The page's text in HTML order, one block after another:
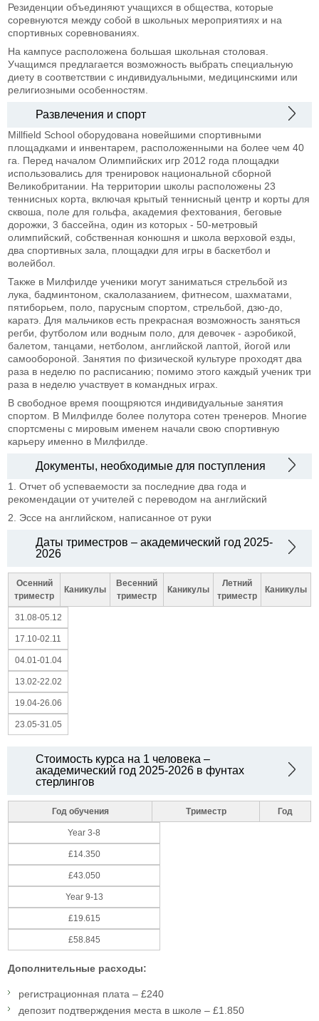
Резиденции объединяют учащихся в общества, которые
соревнуются между собой в школьных мероприятиях и на
спортивных соревнованиях.
На кампусе расположена большая школьная столовая.
Учащимся предлагается возможность выбрать специальную
диету в соответствии с индивидуальными, медицинскими или
религиозными особенностям.
Развлечения и спорт
Millfield School оборудована новейшими спортивными
площадками и инвентарем, расположенными на более чем 40
га. Перед началом Олимпийских игр 2012 года площадки
использовались для тренировок национальной сборной
Великобритании. На территории школы расположены 23
теннисных корта, включая крытый теннисный центр и корты для
сквоша, поле для гольфа, академия фехтования, беговые
дорожки, 3 бассейна, один из которых - 50-метровый
олимпийский, собственная конюшня и школа верховой езды,
два спортивных зала, площадки для игры в баскетбол и
волейбол.
Также в Милфилде ученики могут заниматься стрельбой из
лука, бадминтоном, скалолазанием, фитнесом, шахматами,
пятиборьем, поло, парусным спортом, стрельбой, дзю-до,
каратэ. Для мальчиков есть прекрасная возможность заняться
регби, футболом или водным поло, для девочек - аэробикой,
балетом, танцами, нетболом, английской лаптой, йогой или
самообороной. Занятия по физической культуре проходят два
раза в неделю по расписанию; помимо этого каждый ученик три
раза в неделю участвует в командных играх.
В свободное время поощряются индивидуальные занятия
спортом. В Милфилде более полутора сотен тренеров. Многие
спортсмены с мировым именем начали свою спортивную
карьеру именно в Милфилде.
Документы, необходимые для поступления
1. Отчет об успеваемости за последние два года и
рекомендации от учителей с переводом на английский
2. Эссе на английском, написанное от руки
Даты триместров – академический год 2025-
2026
Осенний
триместр
Каникулы
Весенний
триместр
Каникулы
Летний
триместр
Каникулы
31.08-05.12
17.10-02.11
04.01-01.04
13.02-22.02
19.04-26.06
23.05-31.05
Стоимость курса на 1 человека –
академический год 2025-2026 в фунтах
стерлингов
Год обучения Триместр Год
Year 3-8
£14.350
£43.050
Year 9-13
£19.615
£58.845
Дополнительные расходы:
регистрационная плата – £240
депозит подтверждения места в школе – £1.850